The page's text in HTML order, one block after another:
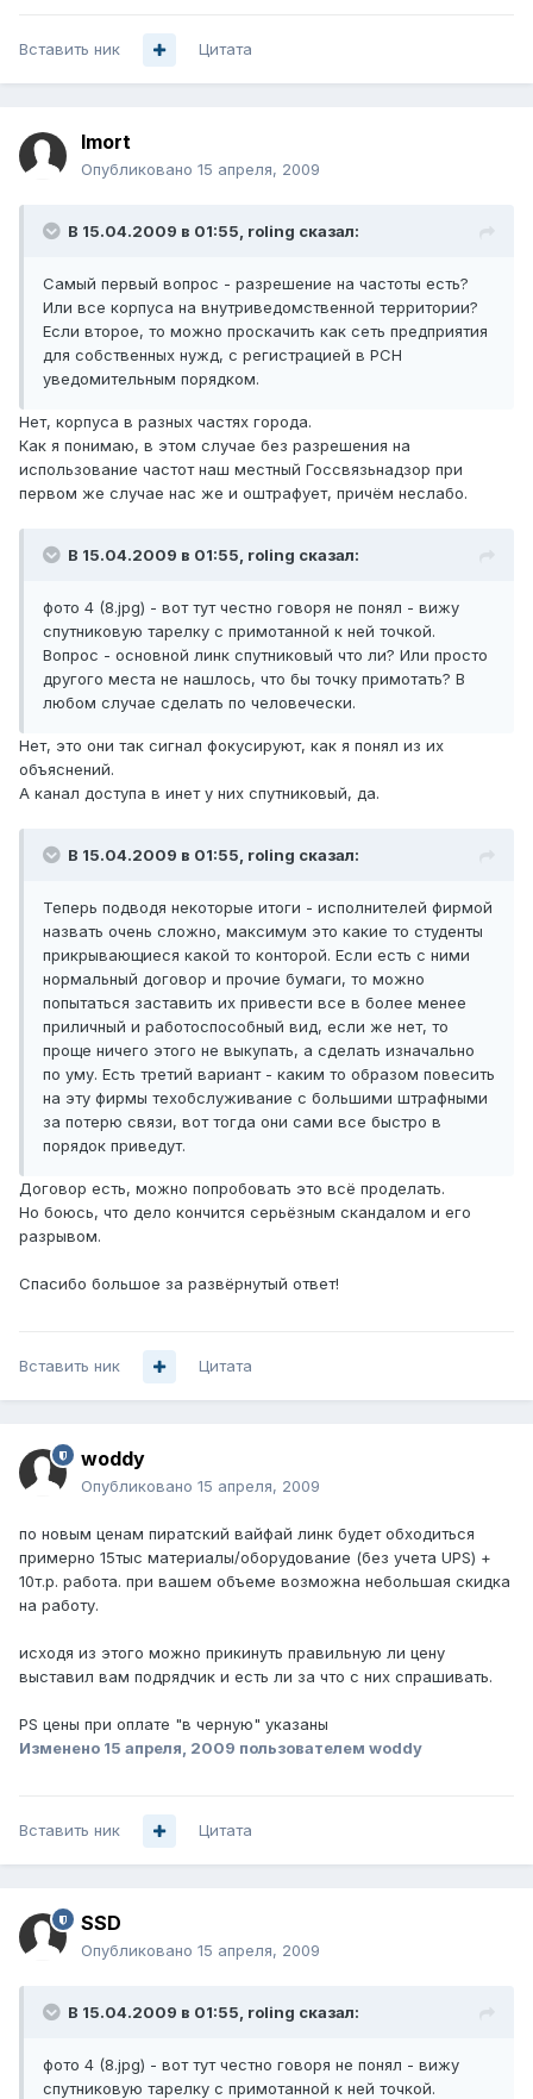
Вставить ник Цитата
Imort
Опубликовано 15 апреля, 2009
В 15.04.2009 в 01:55, roling сказал:
Самый первый вопрос - разрешение на частоты есть?
Или все корпуса на внутриведомственной территории?
Если второе, то можно проскачить как сеть предприятия
для собственных нужд, с регистрацией в РСН
уведомительным порядком.
Нет, корпуса в разных частях города.
Как я понимаю, в этом случае без разрешения на
использование частот наш местный Госсвязьнадзор при
первом же случае нас же и оштрафует, причём неслабо.
В 15.04.2009 в 01:55, roling сказал:
фото 4 (8.jpg) - вот тут честно говоря не понял - вижу
спутниковую тарелку с примотанной к ней точкой.
Вопрос - основной линк спутниковый что ли? Или просто
другого места не нашлось, что бы точку примотать? В
любом случае сделать по человечески.
Нет, это они так сигнал фокусируют, как я понял из их
объяснений.
А канал доступа в инет у них спутниковый, да.
В 15.04.2009 в 01:55, roling сказал:
Теперь подводя некоторые итоги - исполнителей фирмой
назвать очень сложно, максимум это какие то студенты
прикрывающиеся какой то конторой. Если есть с ними
нормальный договор и прочие бумаги, то можно
попытаться заставить их привести все в более менее
приличный и работоспособный вид, если же нет, то
проще ничего этого не выкупать, а сделать изначально
по уму. Есть третий вариант - каким то образом повесить
на эту фирмы техобслуживание с большими штрафными
за потерю связи, вот тогда они сами все быстро в
порядок приведут.
Договор есть, можно попробовать это всё проделать.
Но боюсь, что дело кончится серьёзным скандалом и его
разрывом.
Спасибо большое за развёрнутый ответ!
Вставить ник Цитата
woddy
Опубликовано 15 апреля, 2009
по новым ценам пиратский вайфай линк будет обходиться
примерно 15тыс материалы/оборудование (без учета UPS) +
10т.р. работа. при вашем объеме возможна небольшая скидка
на работу.
исходя из этого можно прикинуть правильную ли цену
выставил вам подрядчик и есть ли за что с них спрашивать.
PS цены при оплате "в черную" указаны
Изменено 15 апреля, 2009 пользователем woddy
Вставить ник Цитата
SSD
Опубликовано 15 апреля, 2009
В 15.04.2009 в 01:55, roling сказал:
фото 4 (8.jpg) - вот тут честно говоря не понял - вижу
спутниковую тарелку с примотанной к ней точкой.